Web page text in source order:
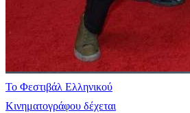
Το Φεστιβάλ Ελληνικού
Κινηματογράφου δέχεται